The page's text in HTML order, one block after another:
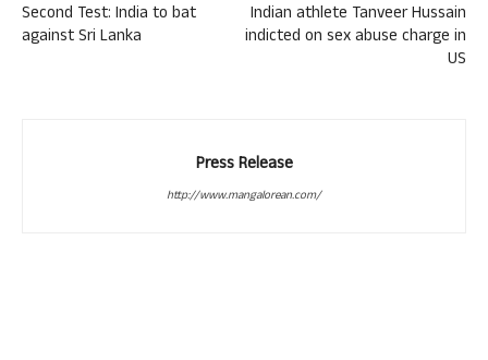
Second Test: India to bat
against Sri Lanka
Indian athlete Tanveer Hussain
indicted on sex abuse charge in
US
Press Release
http://www.mangalorean.com/